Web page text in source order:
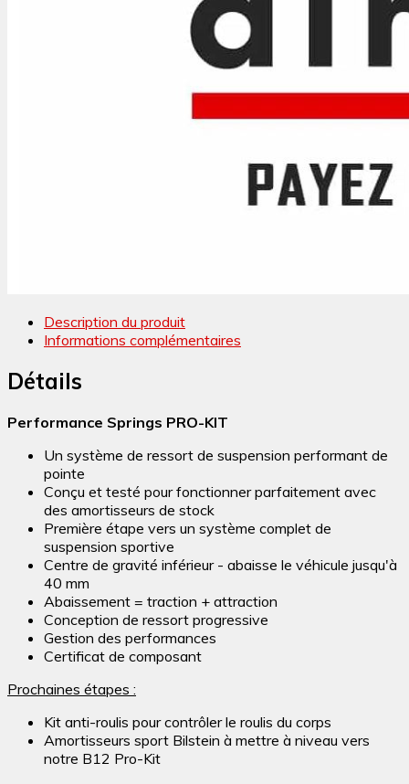
Description du produit
Informations complémentaires
Détails
Performance Springs PRO-KIT
Un système de ressort de suspension performant de
pointe
Conçu et testé pour fonctionner parfaitement avec
des amortisseurs de stock
Première étape vers un système complet de
suspension sportive
Centre de gravité inférieur - abaisse le véhicule jusqu'à
40 mm
Abaissement = traction + attraction
Conception de ressort progressive
Gestion des performances
Certificat de composant
Prochaines étapes :
Kit anti-roulis pour contrôler le roulis du corps
Amortisseurs sport Bilstein à mettre à niveau vers
notre B12 Pro-Kit